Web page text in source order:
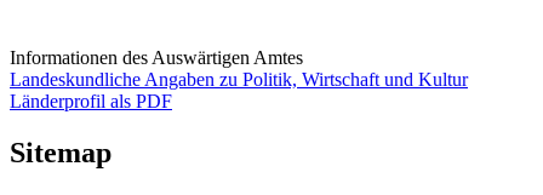
Informationen des Auswärtigen Amtes
Landeskundliche Angaben zu Politik, Wirtschaft und Kultur
Länderprofil als PDF
Sitemap